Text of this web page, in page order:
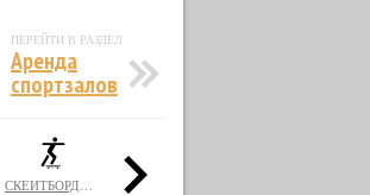
ПЕРЕЙТИ В РАЗДЕЛ
Аренда
спортзалов
СНОУБОРДИНГ